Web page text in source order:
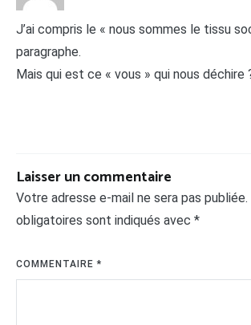
J’ai compris le « nous sommes le tissu
paragraphe.
Mais qui est ce « vous » qui nous déchire
Laisser un commentaire
Votre adresse e-mail ne sera pas publiée.
obligatoires sont indiqués avec *
COMMENTAIRE*